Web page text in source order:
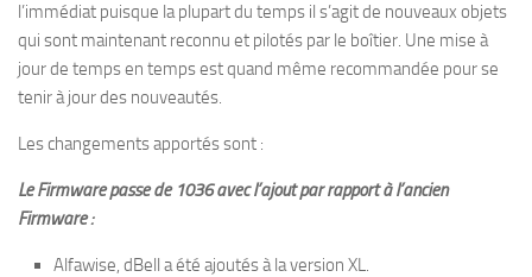
l’immédiat puisque la plupart du temps il s’agit de nouveaux objets
qui sont maintenant reconnu et pilotés par le boîtier. Une mise à
jour de temps en temps est quand même recommandée pour se
tenir à jour des nouveautés.
Les changements apportés sont :
Le Firmware passe de 1036 avec l’ajout par rapport à l’ancien
Firmware :
Alfawise, dBell a été ajoutés à la version XL.